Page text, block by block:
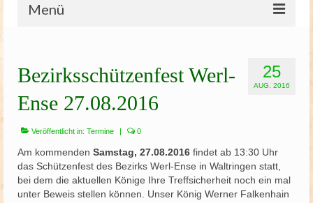
Menü
Bruderschaft
Schützenscheune
Kinderschützenfest
Schützenfest
Schießgruppe
25
AUG. 2016
Bezirksschützenfest Werl-
Ense 27.08.2016
Veröffentlicht in: Termine | 0
Am kommenden Samstag, 27.08.2016 findet ab 13:30 Uhr
das Schützenfest des Bezirks Werl-Ense in Waltringen statt,
bei dem die aktuellen Könige Ihre Treffsicherheit noch ein mal
unter Beweis stellen können. Unser König Werner Falkenhain